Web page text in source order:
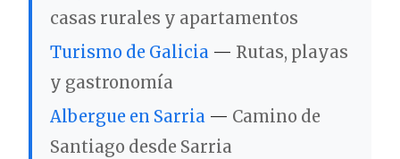
casas rurales y apartamentos
Turismo de Galicia — Rutas, playas
y gastronomía
Albergue en Sarria — Camino de
Santiago desde Sarria